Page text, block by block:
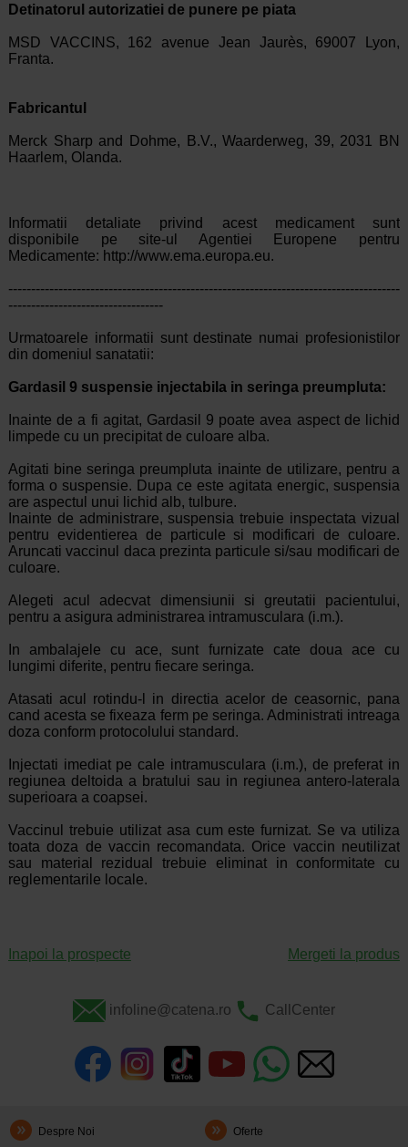
Detinatorul autorizatiei de punere pe piata
MSD VACCINS, 162 avenue Jean Jaurès, 69007 Lyon,
Franta.
Fabricantul
Merck Sharp and Dohme, B.V., Waarderweg, 39, 2031 BN
Haarlem, Olanda.
Informatii detaliate privind acest medicament sunt
disponibile pe site-ul Agentiei Europene pentru
Medicamente: http://www.ema.europa.eu.
--------------------------------------------------------------------------------------
----------------------------------
Urmatoarele informatii sunt destinate numai profesionistilor
din domeniul sanatatii:
Gardasil 9 suspensie injectabila in seringa preumpluta:
Inainte de a fi agitat, Gardasil 9 poate avea aspect de lichid
limpede cu un precipitat de culoare alba.
Agitati bine seringa preumpluta inainte de utilizare, pentru a
forma o suspensie. Dupa ce este agitata energic, suspensia
are aspectul unui lichid alb, tulbure.
Inainte de administrare, suspensia trebuie inspectata vizual
pentru evidentierea de particule si modificari de culoare.
Aruncati vaccinul daca prezinta particule si/sau modificari de
culoare.
Alegeti acul adecvat dimensiunii si greutatii pacientului,
pentru a asigura administrarea intramusculara (i.m.).
In ambalajele cu ace, sunt furnizate cate doua ace cu
lungimi diferite, pentru fiecare seringa.
Atasati acul rotindu-l in directia acelor de ceasornic, pana
cand acesta se fixeaza ferm pe seringa. Administrati intreaga
doza conform protocolului standard.
Injectati imediat pe cale intramusculara (i.m.), de preferat in
regiunea deltoida a bratului sau in regiunea antero-laterala
superioara a coapsei.
Vaccinul trebuie utilizat asa cum este furnizat. Se va utiliza
toata doza de vaccin recomandata. Orice vaccin neutilizat
sau material rezidual trebuie eliminat in conformitate cu
reglementarile locale.
Inapoi la prospecte Mergeti la produs
infoline@catena.ro CallCenter
Despre Noi Oferte